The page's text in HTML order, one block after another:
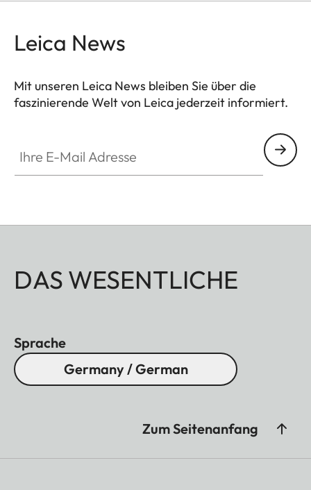
Leica News
Mit unseren Leica News bleiben Sie über die
faszinierende Welt von Leica jederzeit informiert.
DAS WESENTLICHE
Sprache
Germany / German
Zum Seitenanfang